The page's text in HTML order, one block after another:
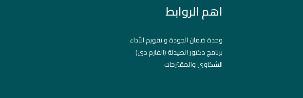
اهم الروابط
وحدة ضمان الجودة و تقويم الأداء
برنامج دكتور الصيدلة (الفارم دى)
الشكاوي والمقترحات